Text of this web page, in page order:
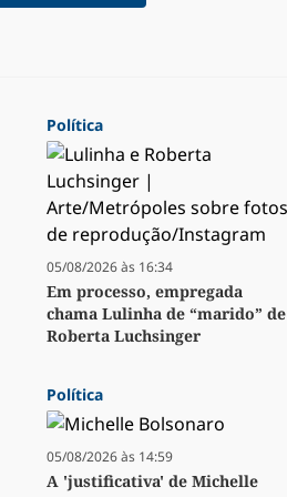
Política
05/08/2026 às 16:34
Em processo, empregada
chama Lulinha de “marido” de
Roberta Luchsinger
Política
05/08/2026 às 14:59
A 'justificativa' de Michelle